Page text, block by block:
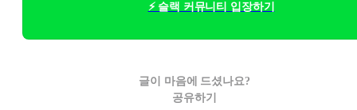
⚡ 슬랙 커뮤니티 입장하기
글이 마음에 드셨나요?
공유하기